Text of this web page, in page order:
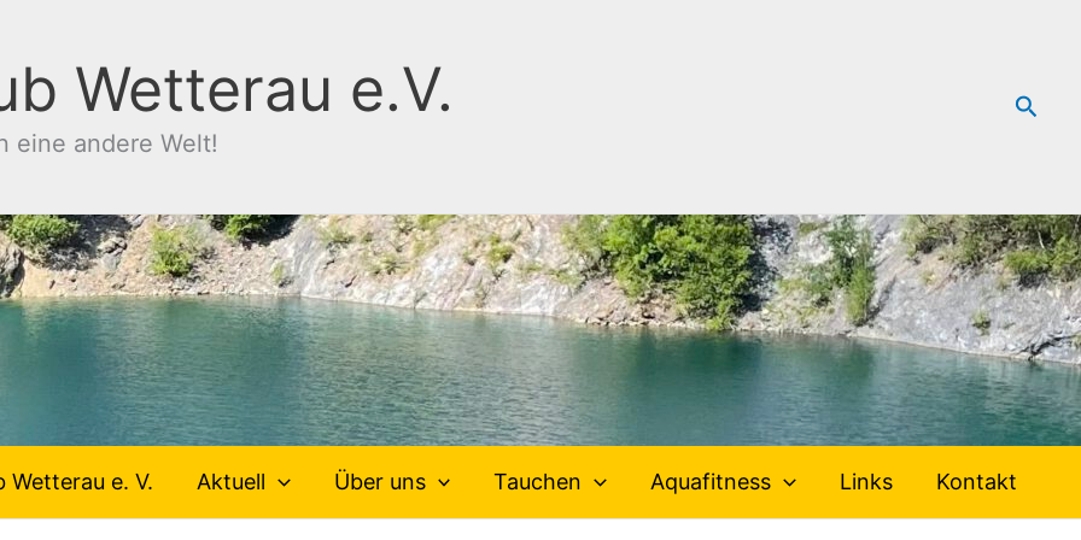
Wetterau e.V.
eine andere Welt!
Wetterau e. V. Aktuell Über uns Tauchen Aquafitness Links Kontakt